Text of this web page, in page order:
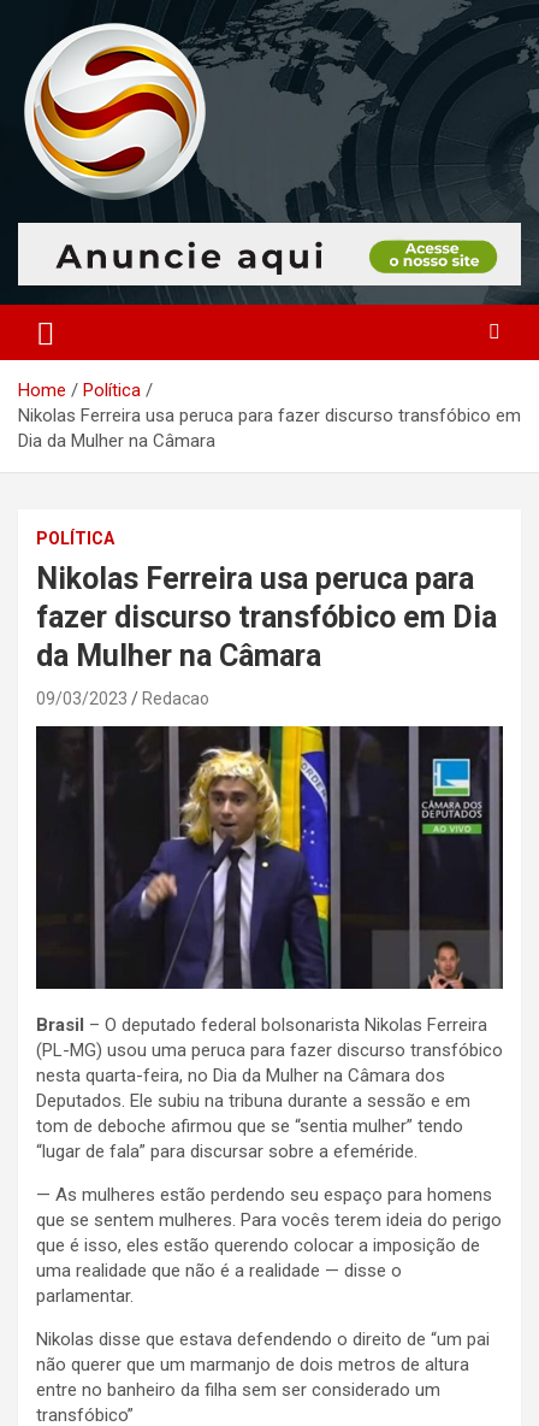
content
Portal Monitoramento
O portal que manitora a notícias para você!
Home
Política
Nikolas Ferreira usa peruca para fazer discurso transfóbico em
Dia da Mulher na Câmara
POLÍTICA
Nikolas Ferreira usa peruca para
fazer discurso transfóbico em Dia
da Mulher na Câmara
09/03/2023 Redacao
Brasil – O deputado federal bolsonarista Nikolas Ferreira
(PL-MG) usou uma peruca para fazer discurso transfóbico
nesta quarta-feira, no Dia da Mulher na Câmara dos
Deputados. Ele subiu na tribuna durante a sessão e em
tom de deboche afirmou que se “sentia mulher” tendo
“lugar de fala” para discursar sobre a efeméride.
— As mulheres estão perdendo seu espaço para homens
que se sentem mulheres. Para vocês terem ideia do perigo
que é isso, eles estão querendo colocar a imposição de
uma realidade que não é a realidade — disse o
parlamentar.
Nikolas disse que estava defendendo o direito de “um pai
não querer que um marmanjo de dois metros de altura
entre no banheiro da filha sem ser considerado um
transfóbico”